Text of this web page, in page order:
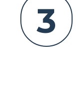
3